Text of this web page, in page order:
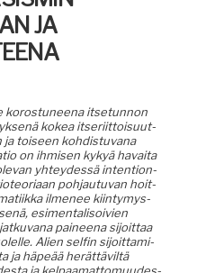
JA
koros­tuneena itse­tun­non
kokea itseri­it­toisu­ut­
toiseen kohdis­tu­vana
on ihmisen kykyä havai­ta
yhtey­dessä inten­tion­
poh­jau­tu­van hoit­
ilme­nee kiin­tymys­
esi­men­tal­isoivien
paineena sijoit­taa
Alien self­in sijoit­ta­mi­
ja häpeää herät­täviltä